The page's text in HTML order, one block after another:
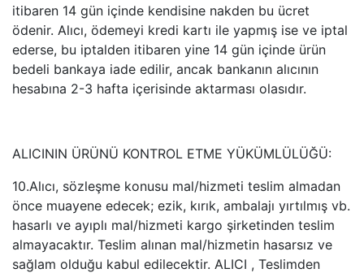
itibaren 14 gün içinde kendisine nakden bu ücret
ödenir. Alıcı, ödemeyi kredi kartı ile yapmış ise ve iptal
ederse, bu iptalden itibaren yine 14 gün içinde ürün
bedeli bankaya iade edilir, ancak bankanın alıcının
hesabına 2-3 hafta içerisinde aktarması olasıdır.
ALICININ ÜRÜNÜ KONTROL ETME YÜKÜMLÜLÜĞÜ:
10.Alıcı, sözleşme konusu mal/hizmeti teslim almadan
önce muayene edecek; ezik, kırık, ambalajı yırtılmış vb.
hasarlı ve ayıplı mal/hizmeti kargo şirketinden teslim
almayacaktır. Teslim alınan mal/hizmetin hasarsız ve
sağlam olduğu kabul edilecektir. ALICI , Teslimden